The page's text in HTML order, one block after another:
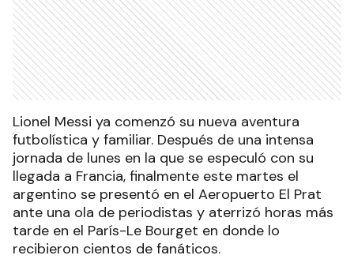
Lionel Messi ya comenzó su nueva aventura
futbolística y familiar. Después de una intensa
jornada de lunes en la que se especuló con su
llegada a Francia, finalmente este martes el
argentino se presentó en el Aeropuerto El Prat
ante una ola de periodistas y aterrizó horas más
tarde en el París-Le Bourget en donde lo
recibieron cientos de fanáticos.